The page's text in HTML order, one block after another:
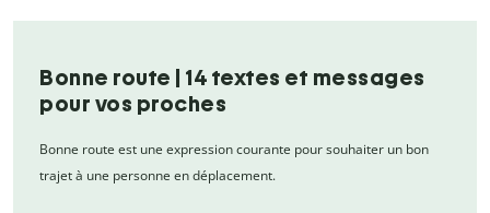
Bonne route | 14 textes et messages
pour vos proches
Bonne route est une expression courante pour souhaiter un bon
trajet à une personne en déplacement.